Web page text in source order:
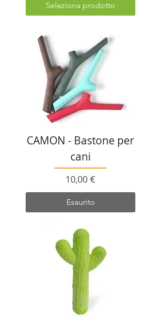
Seleziona prodotto
CAMON - Bastone per
cani
Prezzo
10,00 €
Esaurito